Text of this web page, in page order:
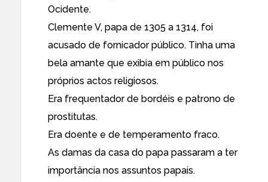
Ocidente.
Clemente V, papa de 1305 a 1314, foi
acusado de fornicador público. Tinha uma
bela amante que exibia em público nos
próprios actos religiosos.
Era frequentador de bordéis e patrono de
prostitutas.
Era doente e de temperamento fraco.
As damas da casa do papa passaram a ter
importância nos assuntos papais.